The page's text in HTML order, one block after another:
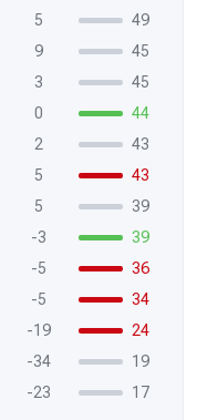
5
49
9
45
3
45
0
44
2
43
5
43
5
39
-3
39
-5
36
-5
34
-19
24
-34
19
-23 17